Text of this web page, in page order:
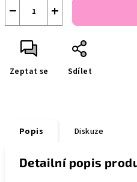
+
−
Zeptat se Sdílet
Popis Diskuze
Detailní popis